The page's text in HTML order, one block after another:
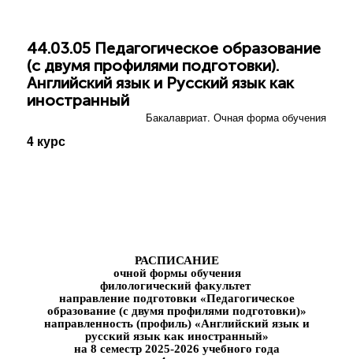
44.03.05 Педагогическое образование
(с двумя профилями подготовки).
Английский язык и Русский язык как
иностранный
Бакалавриат. Очная форма обучения
4 курс